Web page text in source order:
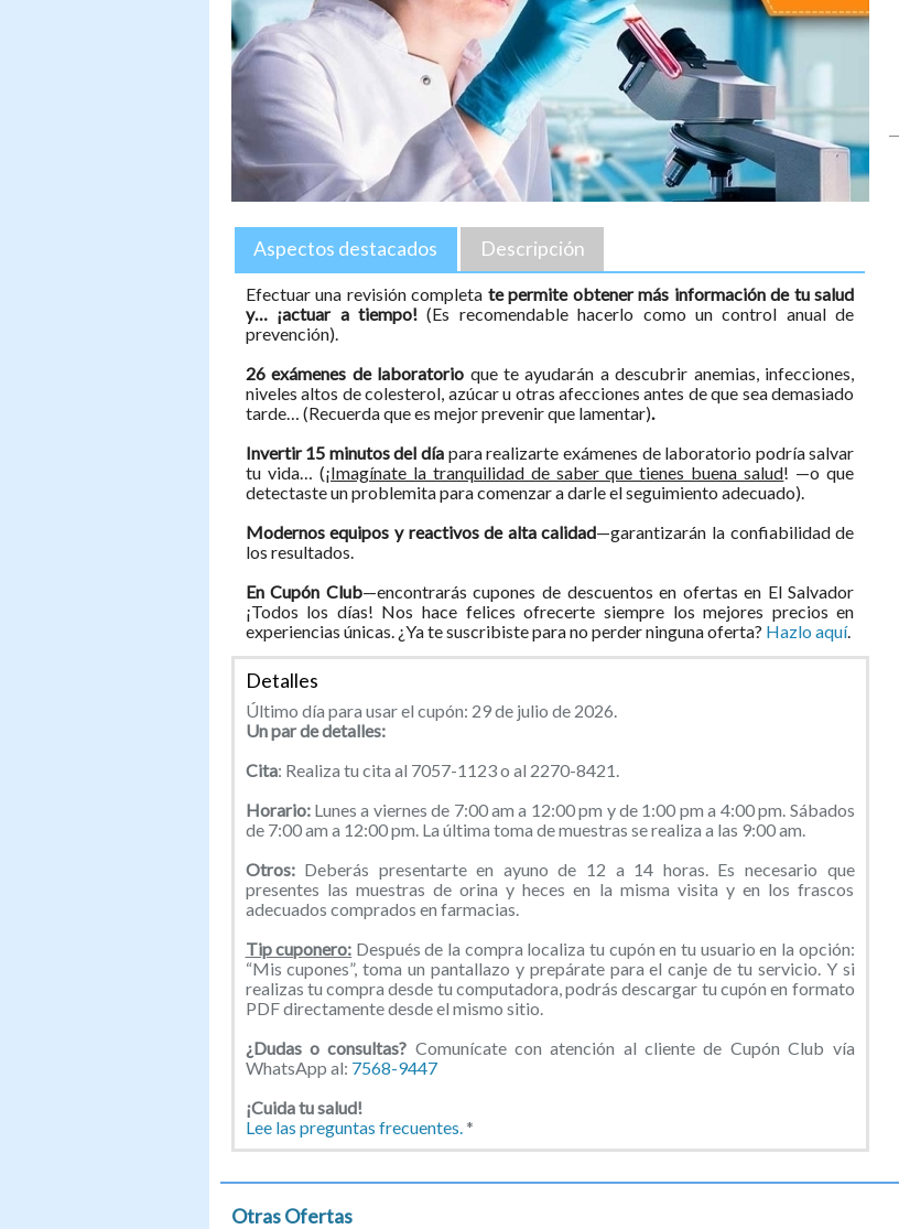
Aspectos destacados Descripción
Efectuar una revisión completa te permite obtener más información de tu salud
y… ¡actuar a tiempo!(Es recomendable hacerlo como un control anual de
prevención).
26 exámenes de laboratorio que te ayudarán a descubrir anemias, infecciones,
niveles altos de colesterol, azúcar u otras afecciones antes de que sea demasiado
tarde… (Recuerda que es mejor prevenir que lamentar).
Invertir 15 minutos del día para realizarte exámenes de laboratorio podría salvar
tu vida… (¡Imagínate la tranquilidad de saber que tienes buena salud! —o que
detectaste un problemita para comenzar a darle el seguimiento adecuado).
Modernos equipos y reactivos de alta calidad—garantizarán la confiabilidad de
los resultados.
En Cupón Club—encontrarás cupones de descuentos en ofertas en El Salvador
¡Todos los días! Nos hace felices ofrecerte siempre los mejores precios en
experiencias únicas. ¿Ya te suscribiste para no perder ninguna oferta? Hazlo aquí.
Detalles
Último día para usar el cupón: 29 de julio de 2026.
Un par de detalles:
Cita: Realiza tu cita al 7057-1123 o al 2270-8421.
Horario:Lunes a viernes de 7:00 am a 12:00 pm y de 1:00 pm a 4:00 pm. Sábados
de 7:00 am a 12:00 pm. La última toma de muestras se realiza a las 9:00 am.
Otros:Deberás presentarte en ayuno de 12 a 14 horas. Es necesario que
presentes las muestras de orina y heces en la misma visita y en los frascos
adecuados comprados en farmacias.
Tip cuponero: Después de la compra localiza tu cupón en tu usuario en la opción:
“Mis cupones”, toma un pantallazo y prepárate para el canje de tu servicio. Y si
realizas tu compra desde tu computadora, podrás descargar tu cupón en formato
PDF directamente desde el mismo sitio.
¿Dudas o consultas? Comunícate con atención al cliente de Cupón Club vía
WhatsApp al: 7568-9447
¡Cuida tu salud!
Lee las preguntas frecuentes.*
Otras Ofertas